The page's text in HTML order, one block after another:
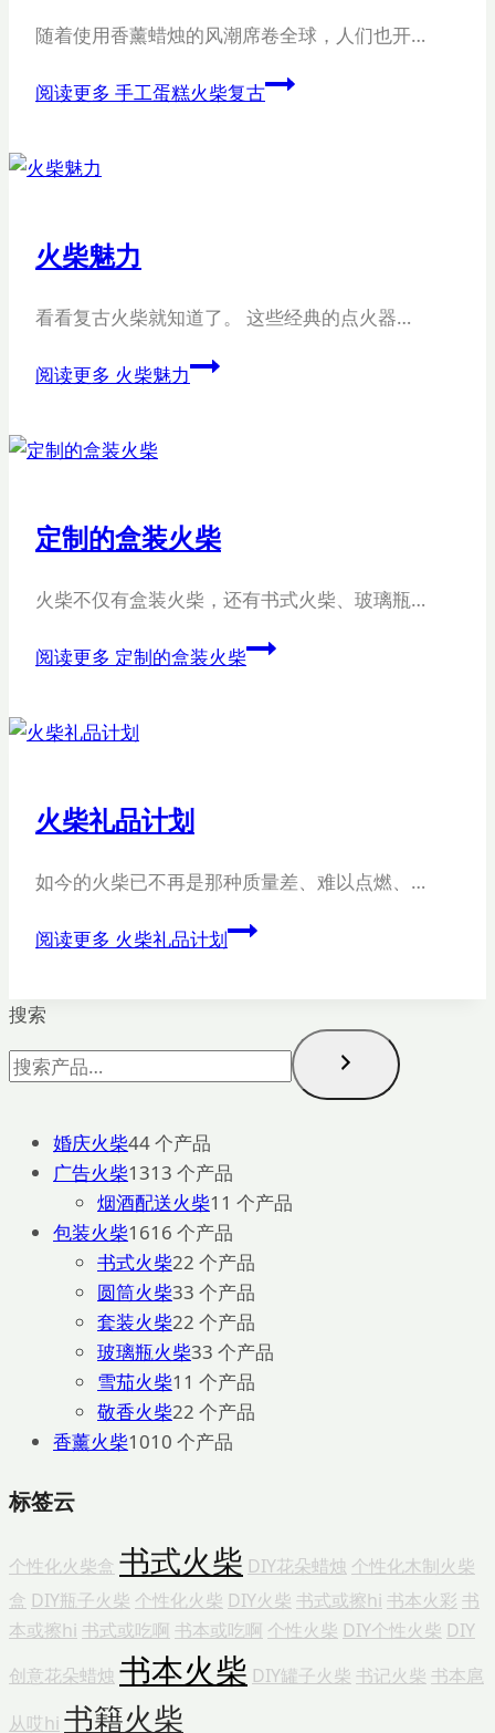
随着使用香薰蜡烛的风潮席卷全球，人们也开…
阅读更多 手工蛋糕火柴复古
火柴魅力
看看复古火柴就知道了。 这些经典的点火器…
阅读更多 火柴魅力
定制的盒装火柴
火柴不仅有盒装火柴，还有书式火柴、玻璃瓶…
阅读更多 定制的盒装火柴
火柴礼品计划
如今的火柴已不再是那种质量差、难以点燃、…
阅读更多 火柴礼品计划
搜索
婚庆火柴44 个产品
广告火柴1313 个产品
烟酒配送火柴1 1 个产品
包装火柴1616 个产品
书式火柴22 个产品
圆筒火柴33 个产品
套装火柴22 个产品
玻璃瓶火柴33 个产品
雪茄火柴1 1 个产品
敬香火柴22 个产品
香薰火柴1010 个产品
标签云
个性化火柴盒 书式火柴 DIY花朵蜡烛 个性化木制火柴
盒 DIY瓶子火柴 个性化火柴 DIY火柴 书式或擦hi 书本火彩 书
本或擦hi 书式或吃啊 书本或吃啊 个性火柴 DIY个性火柴 DIY
创意花朵蜡烛 书本火柴 DIY罐子火柴 书记火柴 书本扈
从哎hi 书籍火柴